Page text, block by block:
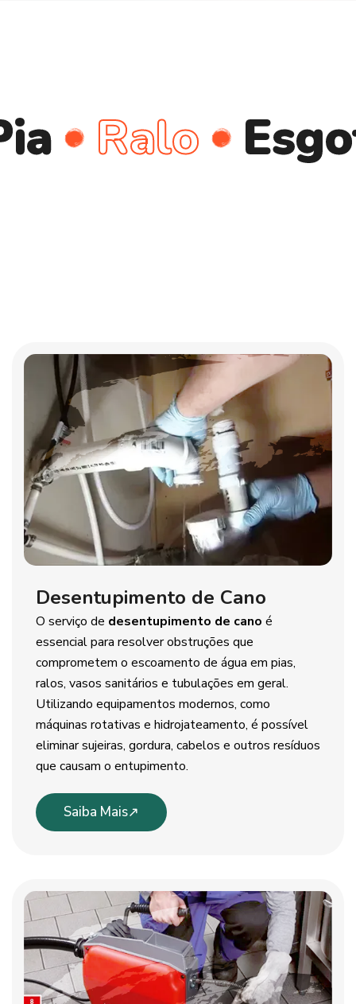
Esgoto
Desentupimento de Cano
O serviço de desentupimento de cano é
essencial para resolver obstruções que
comprometem o escoamento de água em pias,
ralos, vasos sanitários e tubulações em geral.
Utilizando equipamentos modernos, como
máquinas rotativas e hidrojateamento, é possível
eliminar sujeiras, gordura, cabelos e outros resíduos
que causam o entupimento.
Saiba Mais